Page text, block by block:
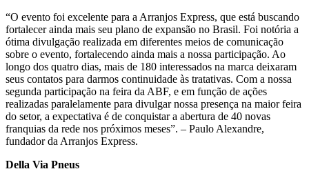
“O evento foi excelente para a Arranjos Express, que está buscando
fortalecer ainda mais seu plano de expansão no Brasil. Foi notória a
ótima divulgação realizada em diferentes meios de comunicação
sobre o evento, fortalecendo ainda mais a nossa participação. Ao
longo dos quatro dias, mais de 180 interessados na marca deixaram
seus contatos para darmos continuidade às tratativas. Com a nossa
segunda participação na feira da ABF, e em função de ações
realizadas paralelamente para divulgar nossa presença na maior feira
do setor, a expectativa é de conquistar a abertura de 40 novas
franquias da rede nos próximos meses”. – Paulo Alexandre,
fundador da Arranjos Express.
Della Via Pneus